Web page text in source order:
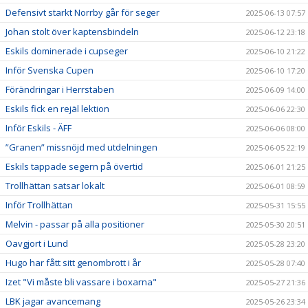
Defensivt starkt Norrby går för seger 2025-06-13 07:57
Johan stolt över kaptensbindeln 2025-06-12 23:18
Eskils dominerade i cupseger 2025-06-10 21:22
Inför Svenska Cupen 2025-06-10 17:20
Förändringar i Herrstaben 2025-06-09 14:00
Eskils fick en rejäl lektion 2025-06-06 22:30
Inför Eskils - ÄFF 2025-06-06 08:00
”Granen” missnöjd med utdelningen 2025-06-05 22:19
Eskils tappade segern på övertid 2025-06-01 21:25
Trollhättan satsar lokalt 2025-06-01 08:59
Inför Trollhättan 2025-05-31 15:55
Melvin - passar på alla positioner 2025-05-30 20:51
Oavgjort i Lund 2025-05-28 23:20
Hugo har fått sitt genombrott i år 2025-05-28 07:40
Izet "Vi måste bli vassare i boxarna" 2025-05-27 21:36
LBK jagar avancemang 2025-05-26 23:34